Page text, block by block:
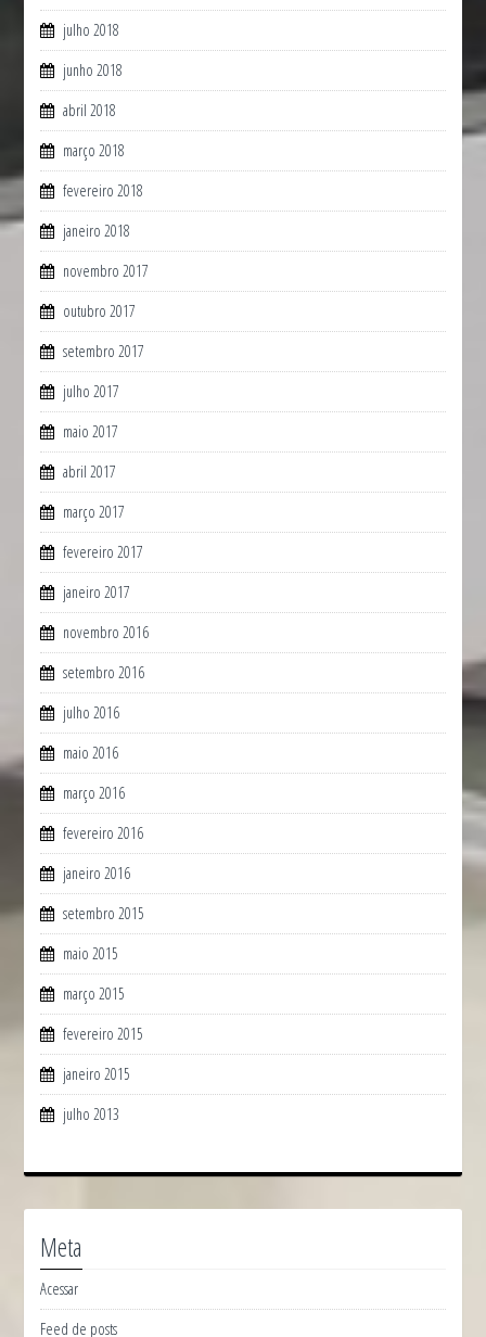
julho 2018
junho 2018
abril 2018
março 2018
fevereiro 2018
janeiro 2018
novembro 2017
outubro 2017
setembro 2017
julho 2017
maio 2017
abril 2017
março 2017
fevereiro 2017
janeiro 2017
novembro 2016
setembro 2016
julho 2016
maio 2016
março 2016
fevereiro 2016
janeiro 2016
setembro 2015
maio 2015
março 2015
fevereiro 2015
janeiro 2015
julho 2013
Meta
Acessar
Feed de posts